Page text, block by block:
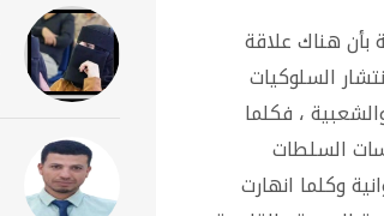
بأن هناك علاقة
السلوكيات
، فكلما
السلطات
وكلما انهارت